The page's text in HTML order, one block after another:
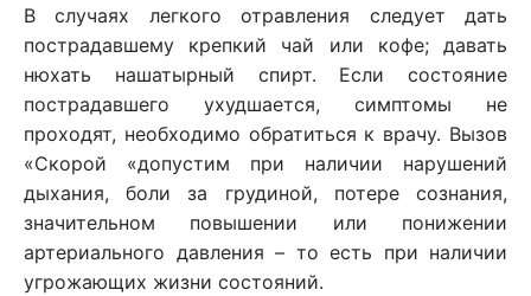
В случаях легкого отравления следует дать
пострадавшему крепкий чай или кофе; давать
нюхать нашатырный спирт. Если состояние
пострадавшего ухудшается, симптомы не
проходят, необходимо обратиться к врачу. Вызов
«Скорой «допустим при наличии нарушений
дыхания, боли за грудиной, потере сознания,
значительном повышении или понижении
артериального давления – то есть при наличии
угрожающих жизни состояний.